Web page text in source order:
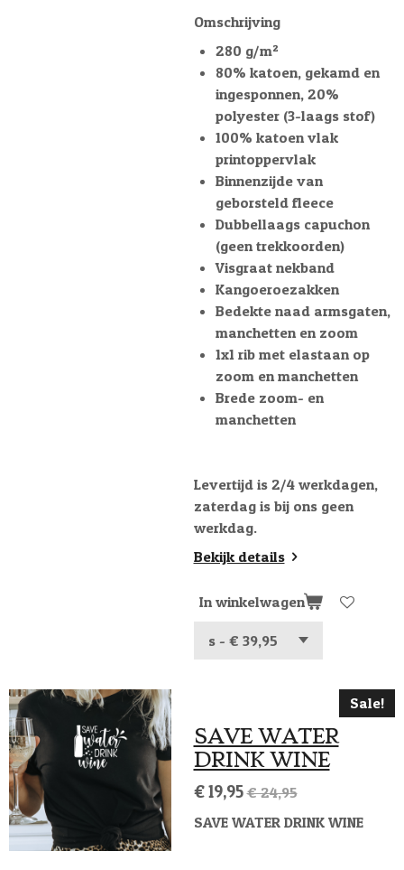
Omschrijving
280 g/m²
80% katoen, gekamd en
ingesponnen, 20%
polyester (3-laags stof)
100% katoen vlak
printoppervlak
Binnenzijde van
geborsteld fleece
Dubbellaags capuchon
(geen trekkoorden)
Visgraat nekband
Kangoeroezakken
Bedekte naad armsgaten,
manchetten en zoom
1x1 rib met elastaan op
zoom en manchetten
Brede zoom- en
manchetten
Levertijd is 2/4 werkdagen,
zaterdag is bij ons geen
werkdag.
Bekijk details
In winkelwagen
Sale!
SAVE WATER
DRINK WINE
€ 19,95 € 24,95
SAVE WATER DRINK WINE